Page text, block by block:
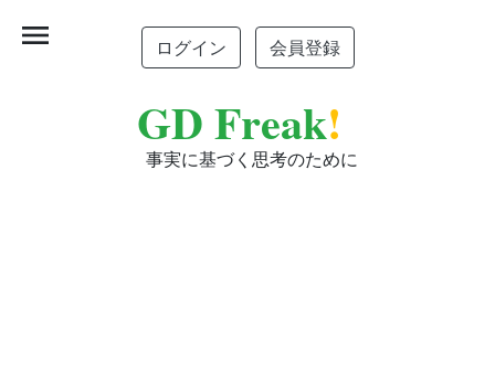
ログイン 会員登録
GD Freak!
事実に基づく思考のために
menu